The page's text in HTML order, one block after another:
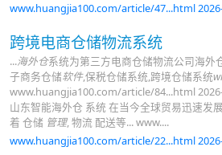
www.huangjia100.com/article/47...html
跨境电商仓储物流系统
...海外仓系统为第三方电商仓储物流公司海外
子商务仓储软件,保税仓储系统,跨境仓储系统
www.huangjia100.com/article/84...html
山东智能海外仓 系统 在当今全球贸易迅速发
着 仓储 管理, 物流 配送等... www....
www.huangjia100.com/article/22...html